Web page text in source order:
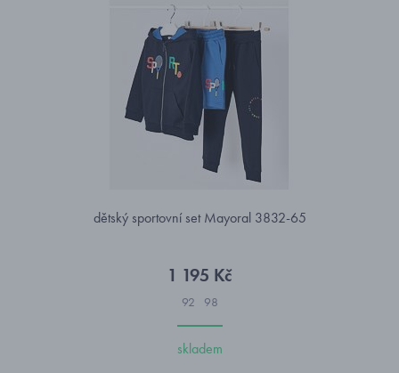
dětský sportovní set Mayoral 3832-65
1 195 Kč
92 98
skladem